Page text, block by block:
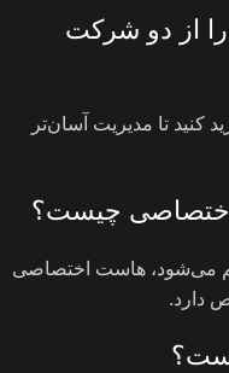
را از دو شرکت
کنید تا مدیریت آسان‌تر
می‌شود، هاست اختصاصی
دارد.